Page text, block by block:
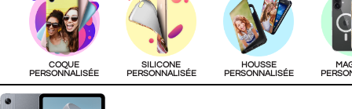
COQUE
PERSONNALISÉE
SILICONE
PERSONNALISÉE
HOUSSE
PERSONNALISÉE